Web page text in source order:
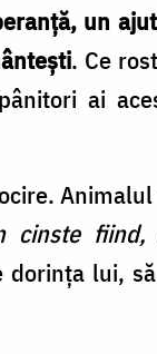
un
. Ce
ai
cinste
dorința lui,